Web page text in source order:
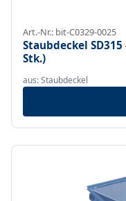
Art.-Nr.: bit-C0329-0025
Staubdeckel
Stk.)
aus: Staubdeckel